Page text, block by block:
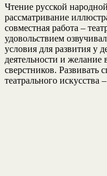
Чтение русской
рассматривание
совместная работа –
удовольствием
условия для развития у
деятельности и желание
сверстников. Развивать
театрального искусства